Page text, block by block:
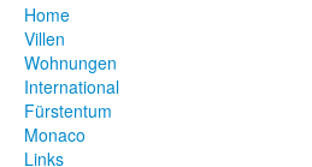
Home
Villen
Wohnungen
International
Fürstentum
Monaco
Links